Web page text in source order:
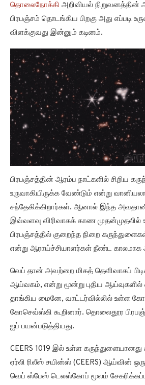
தொலைநோக்கி அறிவியல் நிறுவனத்தின்
பிரபஞ்சம் தொடங்கிய பிறகு அது எப்படி
விளக்குவது இன்னும் கடினம்.
பிரபஞ்சத்தின் ஆரம்ப நாட்களில் சிறிய
உருவாகியிருக்க வேண்டும் என்று
சந்தேகிக்கிறார்கள். ஆனால் இந்த
இவ்வளவு விரிவாகக் காண
பிரபஞ்சத்தில் குறைந்த நிறை
என்று ஆராய்ச்சியாளர்கள் நீண்ட காலமாக
வெப் தான் அவற்றை மிகத் தெளிவாகப்
ஆய்வகம், என்று மூன்று புதிய
தாங்கிய மைனே, வாட்டர்வில்லில் உள்ள
கோசெவ்ஸ்கி கூறினார். தொலைதூர
ஐப் பயன்படுத்தியது.
CEERS 1019 இல் உள்ள
ஏர்லி ரிலீஸ் சயின்ஸ் (CEERS) ஆய்வின்
வெப் ஸ்பேஸ் டெலஸ்கோப் மூலம்